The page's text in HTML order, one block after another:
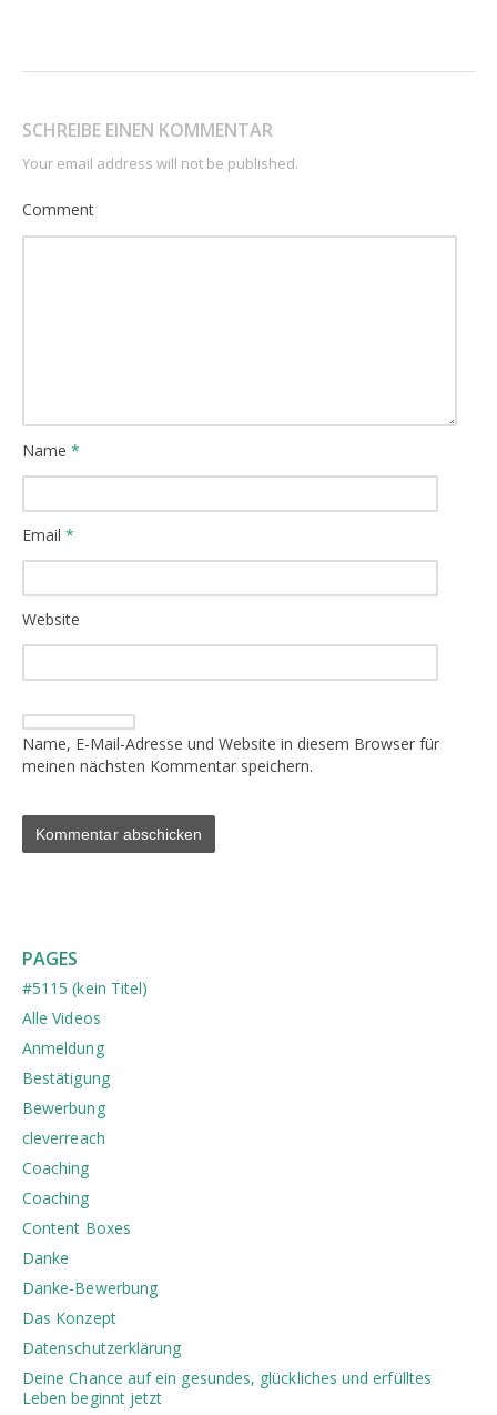
SCHREIBE EINEN KOMMENTAR
Your email address will not be published.
Comment
Name*
Email*
Website
Name, E-Mail-Adresse und Website in diesem Browser für
meinen nächsten Kommentar speichern.
PAGES
#5115 (kein Titel)
Alle Videos
Anmeldung
Bestätigung
Bewerbung
cleverreach
Coaching
Coaching
Content Boxes
Danke
Danke-Bewerbung
Das Konzept
Datenschutzerklärung
Deine Chance auf ein gesundes, glückliches und erfülltes
Leben beginnt jetzt